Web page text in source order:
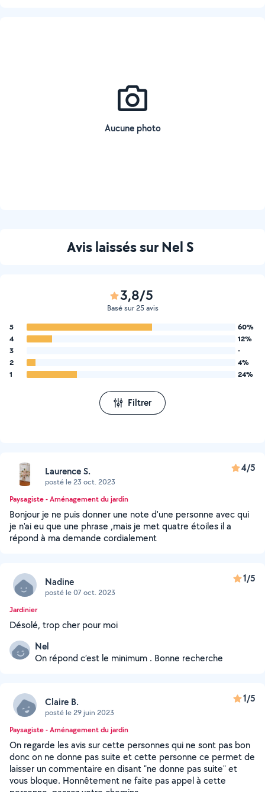
Aucune photo
Avis laissés sur Nel S
3,8/5
Basé sur 25 avis
5
60%
4
12%
3
-
2
4%
1
24%
Filtrer
Laurence S.
posté le 23 oct. 2023
4/5
Paysagiste - Aménagement du jardin
Bonjour je ne puis donner une note d'une personne avec qui
je n'ai eu que une phrase ,mais je met quatre étoiles il a
répond à ma demande cordialement
Nadine
posté le 07 oct. 2023
1/5
Jardinier
Désolé, trop cher pour moi
Nel
On répond c’est le minimum . Bonne recherche
Claire B.
posté le 29 juin 2023
1/5
Paysagiste - Aménagement du jardin
On regarde les avis sur cette personnes qui ne sont pas bon
donc on ne donne pas suite et cette personne ce permet de
laisser un commentaire en disant "ne donne pas suite" et
vous bloque. Honnêtement ne faite pas appel à cette